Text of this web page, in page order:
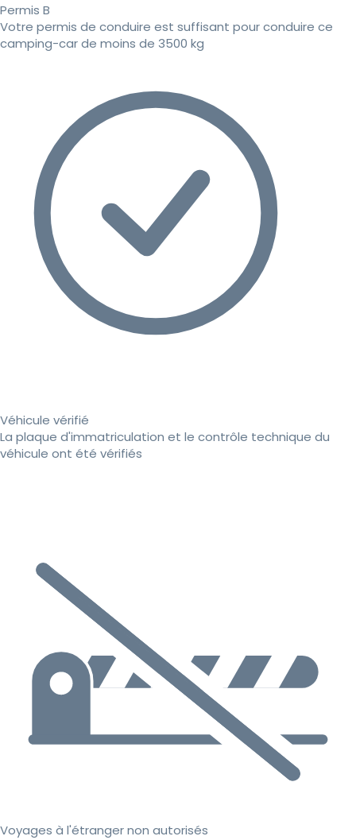
Permis B
Votre permis de conduire est suffisant pour conduire ce
camping-car de moins de 3500 kg
Véhicule vérifié
La plaque d'immatriculation et le contrôle technique du
véhicule ont été vérifiés
Voyages à l'étranger non autorisés